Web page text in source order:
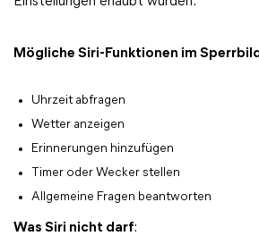
Mögliche Siri-Funktionen im
Uhrzeit abfragen
Wetter anzeigen
Erinnerungen hinzufügen
Timer oder Wecker stellen
Allgemeine Fragen beantworten
Was Siri nicht darf: